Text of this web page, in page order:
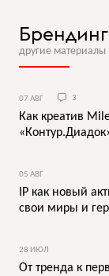
Брендинг
другие материалы
07 АВГ 3
Как креатив
05 АВГ
IP как новый
свои миры и
28 ИЮЛ
От тренда к